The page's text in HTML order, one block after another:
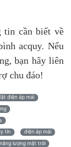
tin cần biết về
acquy. Nếu
bạn hãy liên
chu đáo!
điện áp mái
tín
điện áp mái
lượng mặt trời